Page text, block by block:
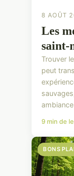
8 AOÛT
Les
saint-
Trouver
peut
9 min de
BONS